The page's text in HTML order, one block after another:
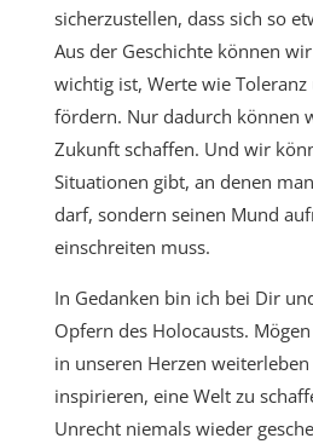
sicherzustellen, dass sich so
Aus der Geschichte können
wichtig ist, Werte wie Toleranz
fördern. Nur dadurch können
Zukunft schaffen. Und wir
Situationen gibt, an denen
darf, sondern seinen Mund
einschreiten muss.
In Gedanken bin ich bei Dir
Opfern des Holocausts.
in unseren Herzen
inspirieren, eine Welt zu
Unrecht niemals wieder